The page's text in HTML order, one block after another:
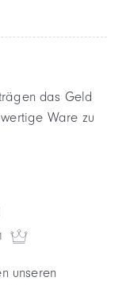
das Geld
Ware zu
unseren